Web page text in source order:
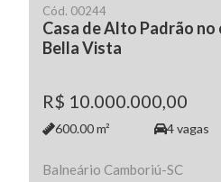
Cód. 00244
Casa de Alto Padrão
Bella Vista
R$ 10.000.000,00
600.00m² 4vagas
Balneário Camboriú-SC